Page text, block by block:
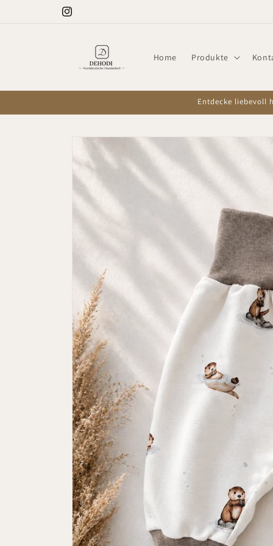
Instagram
Home Produkte
Entdecke liebevoll
Produktinformationen
springen